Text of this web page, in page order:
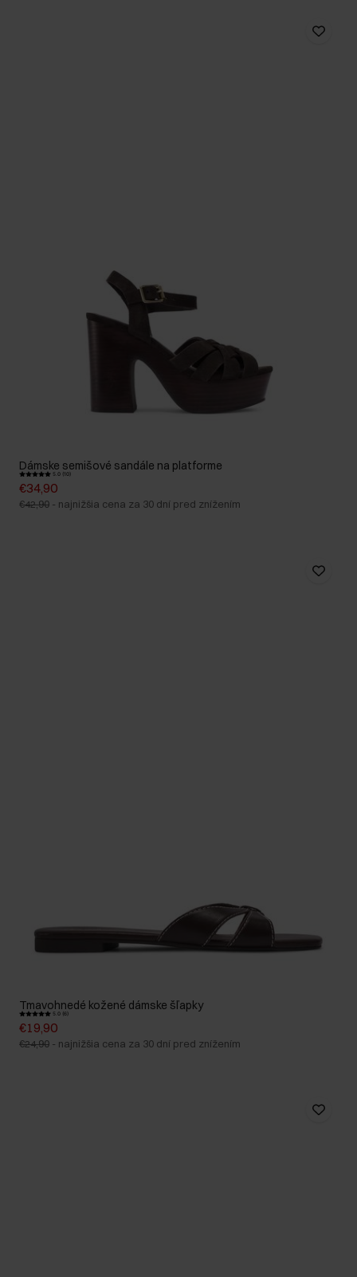
Dámske semišové sandále na platforme
5.0 (10)
€34,90
€42,90 - najnižšia cena za 30 dní pred znížením
Tmavohnedé kožené dámske šľapky
5.0 (6)
€19,90
€24,90 - najnižšia cena za 30 dní pred znížením